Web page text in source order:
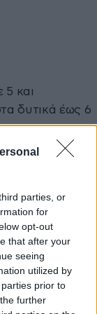
parties, or
for
opt-out
that after your
seeing
utilized by
prior to
further
5 και
δυτικά έως 6
Κελσίου,
τις
έως 4